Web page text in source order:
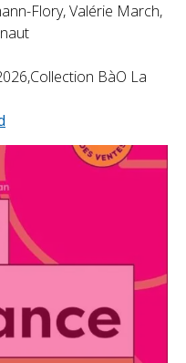
Flory, Valérie March,
BàO La